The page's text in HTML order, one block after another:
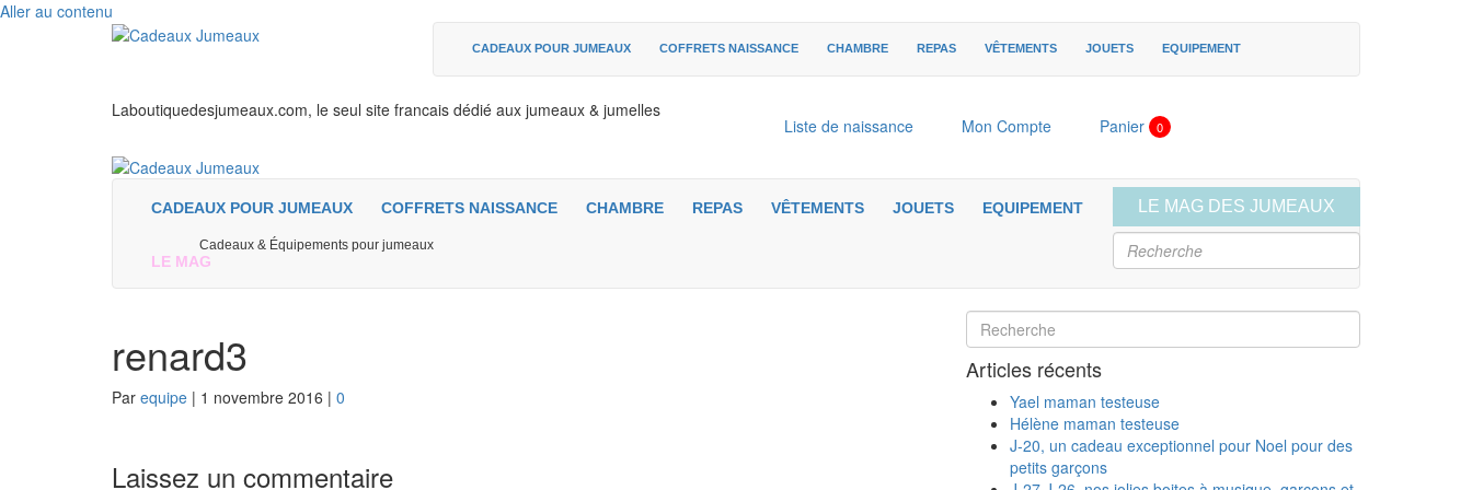
Aller au contenu
CADEAUX POUR JUMEAUX COFFRETS NAISSANCE CHAMBRE REPAS VÊTEMENTS JOUETS EQUIPEMENT
Laboutiquedesjumeaux.com, le seul site francais dédié aux jumeaux & jumelles
Liste de naissance Mon Compte Panier 0
Cadeaux & Équipements pour jumeaux
LE MAG DES JUMEAUX
CADEAUX POUR JUMEAUX COFFRETS NAISSANCE CHAMBRE REPAS VÊTEMENTS JOUETS EQUIPEMENT LISTE DE NAISSANCE
LE MAG
renard3
Par equipe | 1 novembre 2016 | 0
Laissez un commentaire
Articles récents
Yael maman testeuse
Hélène maman testeuse
J-20, un cadeau exceptionnel pour Noel pour des
petits garçons